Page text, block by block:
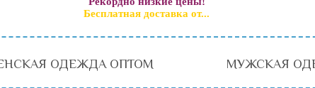
Бесплатная доставка от...
ОДЕЖДА ОПТОМ МУЖСКАЯ